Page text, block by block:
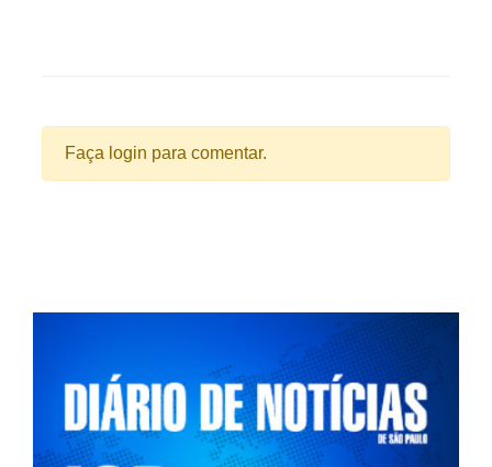
Faça login para comentar.